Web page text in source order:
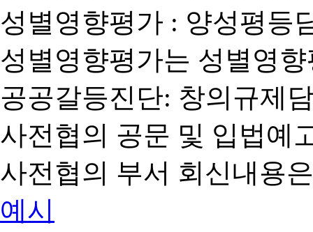
성별영향평가 : 양성평등
성별영향평가는 성별영
공공갈등진단: 창의규제
사전협의 공문 및 입법예
사전협의 부서 회신내용
예시